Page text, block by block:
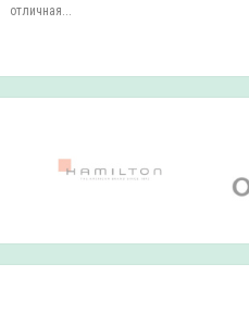
отличная...